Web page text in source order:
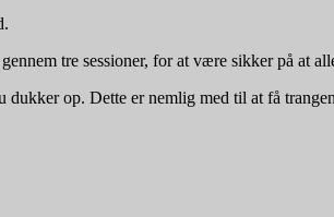
tre sessioner, for at være sikker på at
dukker op. Dette er nemlig med til at få